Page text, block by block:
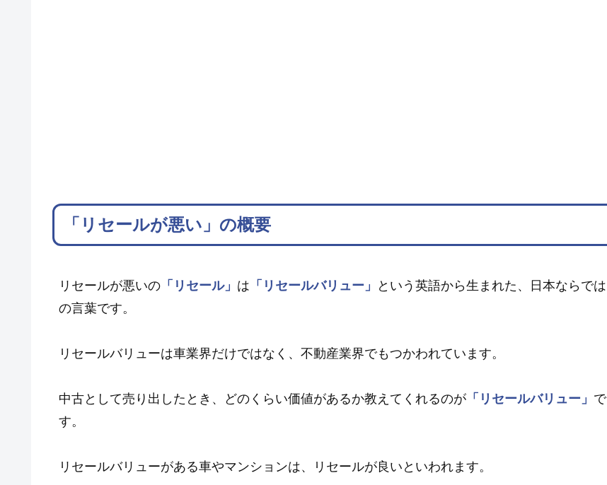
「リセールが悪い」の概要
リセールが悪いの 「リセール」 は 「リセールバリュー」
という英語から生まれた、日本ならでは
の言葉です。
リセールバリューは車業界だけではなく、不動産業界でもつかわれています。
中古として売り出したとき、どのくらい価値があるか教えてくれるのが 「リセールバリュー」 で
す。
リセールバリューがある車やマンションは、リセールが良いといわれます。